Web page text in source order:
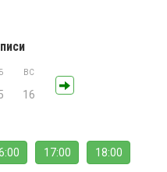
ВС
16
17:00 18:00